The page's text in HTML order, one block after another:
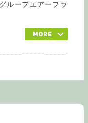
ループエアープラ